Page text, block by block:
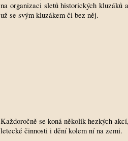
na organizaci sletů historických kluzáků
už se svým kluzákem či bez něj.
Každoročně se koná několik hezkých
letecké činnosti i dění kolem ní na zemi.